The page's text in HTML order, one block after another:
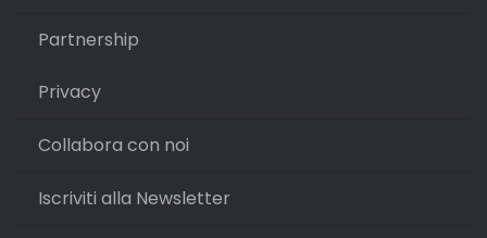
Partnership
Privacy
Collabora con noi
Iscriviti alla Newsletter